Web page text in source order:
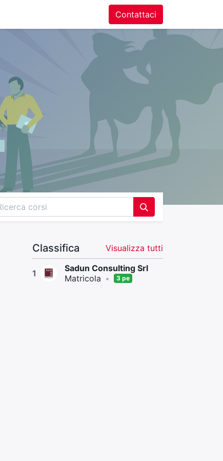
Contattaci
Visualizza tutti
Classifica
1
Sadun Consulting Srl
Matricola • 3 pe